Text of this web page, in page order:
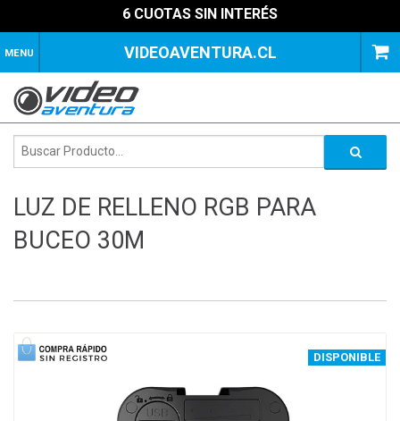
6 CUOTAS SIN INTERÉS
MENU VIDEOAVENTURA.CL
LUZ DE RELLENO RGB PARA
BUCEO 30M
DISPONIBLE
1 of 4